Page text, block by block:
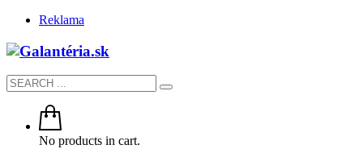
Reklama
No products in cart.